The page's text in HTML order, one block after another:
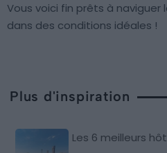
Vous voici fin prêts à naviguer
dans des conditions idéales !
Plus d'inspiration
Les 6 meilleurs